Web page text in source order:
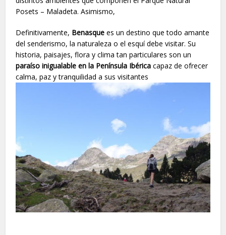
Posets – Maladeta. Asimismo,
Definitivamente, Benasque es un destino que todo amante
del senderismo, la naturaleza o el esquí debe visitar. Su
historia, paisajes, flora y clima tan particulares son un
paraíso inigualable en la Península Ibérica capaz de ofrecer
calma, paz y tranquilidad a sus visitantes